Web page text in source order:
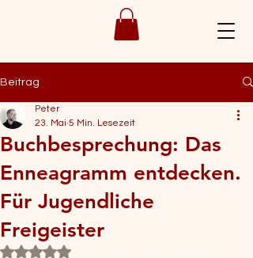
Beitrag
Buchbesprechung: Das
Enneagramm entdecken.
Für Jugendliche
Freigeister
Peter
23. Mai 5 Min. Lesezeit
Mit NaN von 5 Sternen bewertet.